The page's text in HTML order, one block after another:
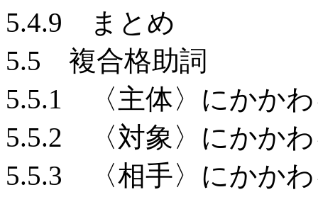
5.4.9 まとめ
5.5 複合格助詞
5.5.1 〈主体〉にかか
5.5.2 〈対象〉にかか
5.5.3 〈相手〉にかか